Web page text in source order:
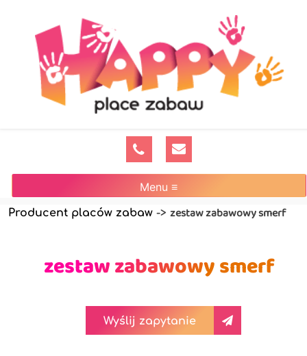
Menu ≡
Producent placów zabaw -> zestaw zabawowy smerf
zestaw zabawowy smerf
Wyślij zapytanie